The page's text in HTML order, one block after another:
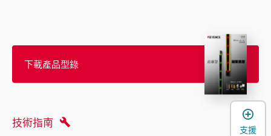
下載產品型錄
技術指南
支援